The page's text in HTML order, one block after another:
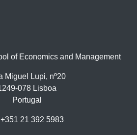
of Economics and Management
Miguel Lupi, nº20
078 Lisboa
Portugal
21 392 5983